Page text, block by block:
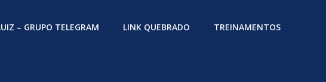
– GRUPO TELEGRAM LINK QUEBRADO TREINAMENTOS